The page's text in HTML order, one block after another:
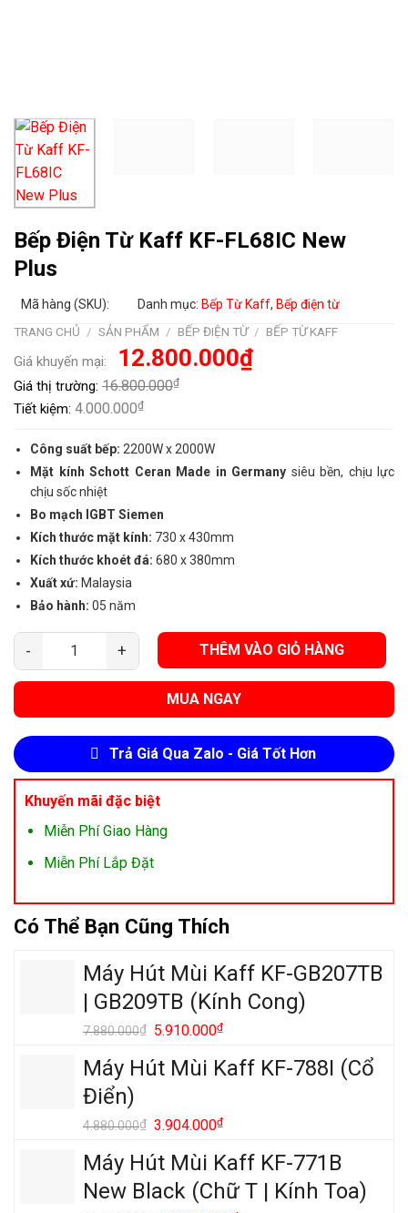
Bếp Điện Từ Kaff KF-FL68IC New
Plus
Mã hàng (SKU): Danh mục: Bếp Từ Kaff, Bếp điện từ
TRANG CHỦ / SẢN PHẨM / BẾP ĐIỆN TỪ / BẾP TỪ KAFF
Giá khuyến mại:
Giá
gốc
là:
16.800.000₫.
12.800.000₫Giá
Giá thị trường: 16.800.000₫
Tiết kiệm: 4.000.000₫
Công suất bếp: 2200W x 2000W
Mặt kính Schott Ceran Made in Germany siêu bền, chịu lực
chịu sốc nhiệt
Bo mạch IGBT Siemen
Kích thước mặt kính: 730 x 430mm
Kích thước khoét đá: 680 x 380mm
Xuất xứ: Malaysia
Bảo hành: 05 năm
Bếp Điện Từ Kaff KF-FL68IC New Plus số lượng
THÊM VÀO GIỎ HÀNG
MUA NGAY
Trả Giá Qua Zalo - Giá Tốt Hơn
Khuyến mãi đặc biệt
Miễn Phí Giao Hàng
Miễn Phí Lắp Đặt
Có Thể Bạn Cũng Thích
Máy Hút Mùi Kaff KF-GB207TB
| GB209TB (Kính Cong)
7.880.000₫ Giá
là:
5.910.000₫Giá
tại
Máy Hút Mùi Kaff KF-788I (Cổ
Điển)
4.880.000₫ Giá
là:
4.880.000₫.
3.904.000₫Giá
tại
là:
3.904.000₫.
Máy Hút Mùi Kaff KF-771B
New Black (Chữ T | Kính Toa)